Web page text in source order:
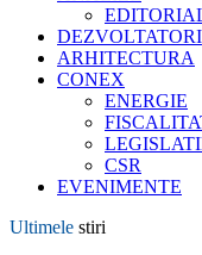
DEZVOLTATORI
ARHITECTURA
CONEX
ENERGIE
CSR
EVENIMENTE
Ultimele stiri